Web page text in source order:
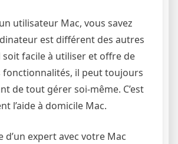
utilisateur Mac, vous savez
est différent des autres
soit facile à utiliser et offre de
fonctionnalités, il peut toujours
de tout gérer soi-même. C’est
l’aide à domicile Mac.
d’un expert avec votre Mac